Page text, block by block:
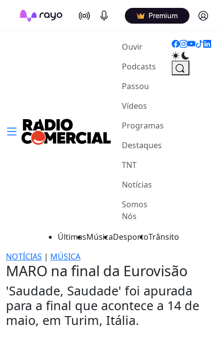
On Air Podcasts Premium Log in
Ouvir(current)
Podcasts
Passou
Vídeos
Programas
Destaques
TNT
Notícias
Somos
Nós
ÚltimasMúsicaDesportoTrânsito
NOTÍCIAS | MÚSICA
MARO na final da Eurovisão
'Saudade, Saudade' foi apurada
para a final que acontece a 14 de
maio, em Turim, Itália.